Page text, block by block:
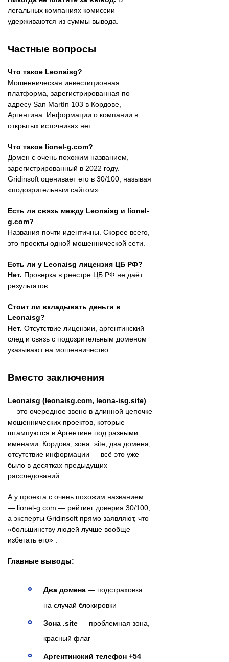
легальных компаниях комиссии
удерживаются из суммы вывода.
Частные вопросы
Что такое Leonaisg?
Мошенническая инвестиционная
платформа, зарегистрированная по
адресу San Martín 103 в Кордове,
Аргентина. Информации о компании в
открытых источниках нет.
Что такое lionel-g.com?
Домен с очень похожим названием,
зарегистрированный в 2022 году.
Gridinsoft оценивает его в 30/100, называя
«подозрительным сайтом» .
Есть ли связь между Leonaisg и lionel-
g.com?
Названия почти идентичны. Скорее всего,
это проекты одной мошеннической сети.
Есть ли у Leonaisg лицензия ЦБ РФ?
Нет. Проверка в реестре ЦБ РФ не даёт
результатов.
Стоит ли вкладывать деньги в
Leonaisg?
Нет. Отсутствие лицензии, аргентинский
след и связь с подозрительным доменом
указывают на мошенничество.
Вместо заключения
Leonaisg (leonaisg.com, leona-isg.site)
— это очередное звено в длинной цепочке
мошеннических проектов, которые
штампуются в Аргентине под разными
именами. Кордова, зона .site, два домена,
отсутствие информации — всё это уже
было в десятках предыдущих
расследований.
А у проекта с очень похожим названием
— lionel-g.com — рейтинг доверия 30/100,
а эксперты Gridinsoft прямо заявляют, что
«большинству людей лучше вообще
избегать его» .
Главные выводы:
Два домена — подстраховка
на случай блокировки
Зона .site — проблемная зона,
красный флаг
Аргентинский телефон +54